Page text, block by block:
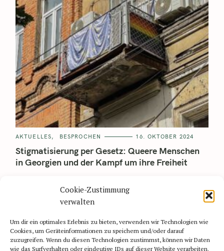
Cookie-Zustimmung
verwalten
Um dir ein optimales Erlebnis zu bieten, verwenden wir Technologien wie
Cookies, um Geräteinformationen zu speichern und/oder darauf
zuzugreifen. Wenn du diesen Technologien zustimmst, können wir Daten
wie das Surfverhalten oder eindeutige IDs auf dieser Website verarbeiten.
AKTUELLES BESPROCHEN 16. OKTOBER 2024
Stigmatisierung per Gesetz: Queere Menschen
in Georgien und der Kampf um ihre Freiheit
In der unscheinbaren Straße mitten in der georgischen
Hauptstadt Tbilisi reiht sich ein Thai-Massageshop an..